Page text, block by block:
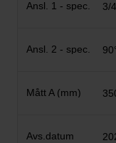
3/4